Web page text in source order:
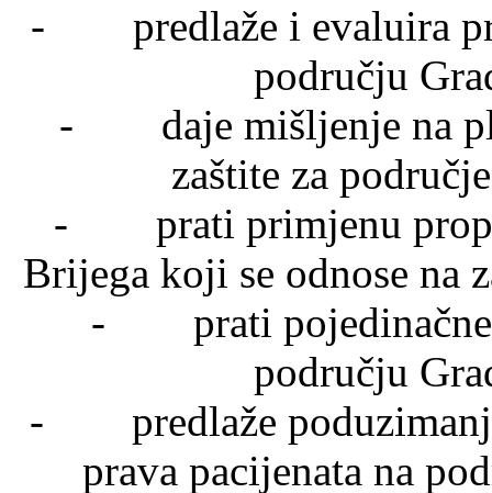
- predlaže i evaluira
području
- daje mišljenje na
zaštite za
- prati primjenu
Brijega koji se odnose na
- prati pojedinačne
području
- predlaže poduzimanje
prava pacijenata na